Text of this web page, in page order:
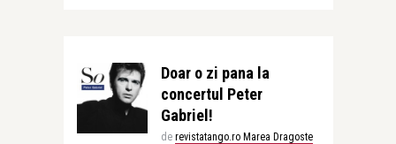
Doar o zi pana la
concertul Peter
Gabriel!
de revistatango.ro Marea Dragoste